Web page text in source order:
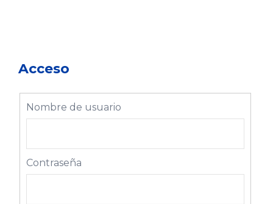
Acceso
Nombre de usuario
Contraseña